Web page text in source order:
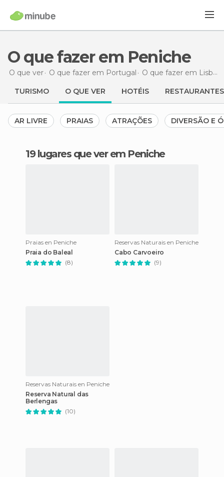
O que fazer em Peniche
O que ver O que fazer em Portugal O que fazer em Lisboa e Vale do Tejo
TURISMO O QUE VER HOTÉIS RESTAURANTES
AR LIVRE PRAIAS ATRAÇÕES DIVERSÃO E
19 lugares que ver em Peniche
Praias en Peniche
Praia do Baleal
(8)
Reservas Naturais en Peniche
Cabo Carvoeiro
(9)
Reservas Naturais en Peniche
Reserva Natural das
Berlengas
(10)